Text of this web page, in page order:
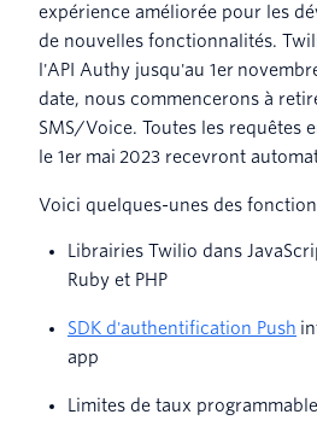
expérience améliorée pour les
de nouvelles fonctionnalités.
l'API Authy jusqu'au 1er
date, nous commencerons à
SMS/Voice. Toutes les requêtes
le 1er mai 2023 recevront
Voici quelques-unes des
Librairies Twilio dans
Ruby et PHP
SDK d'authentification Push
app
Limites de taux